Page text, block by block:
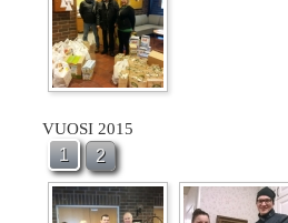
VUOSI 2015
1 2